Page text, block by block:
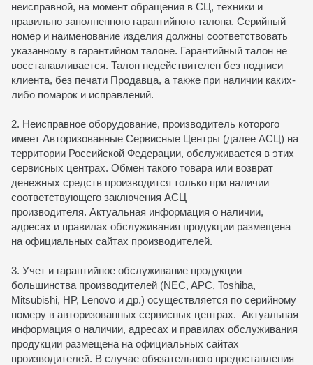
неисправной, на момент обращения в СЦ, техники и
правильно заполненного гарантийного талона. Серийный
номер и наименование изделия должны соответствовать
указанному в гарантийном талоне. Гарантийный талон не
восстанавливается. Талон недействителен без подписи
клиента, без печати Продавца, а также при наличии каких-
либо помарок и исправлений.
2. Неисправное оборудование, производитель которого
имеет Авторизованные Сервисные Центры (далее АСЦ) на
территории Российской Федерации, обслуживается в этих
сервисных центрах. Обмен такого товара или возврат
денежных средств производится только при наличии
соответствующего заключения АСЦ
производителя. Актуальная информация о наличии,
адресах и правилах обслуживания продукции размещена
на официальных сайтах производителей.
3. Учет и гарантийное обслуживание продукции
большинства производителей (NEC, APC, Toshiba,
Mitsubishi, HP, Lenovo и др.) осуществляется по серийному
номеру в авторизованных сервисных центрах. Актуальная
информация о наличии, адресах и правилах обслуживания
продукции размещена на официальных сайтах
производителей. В случае обязательного предоставления